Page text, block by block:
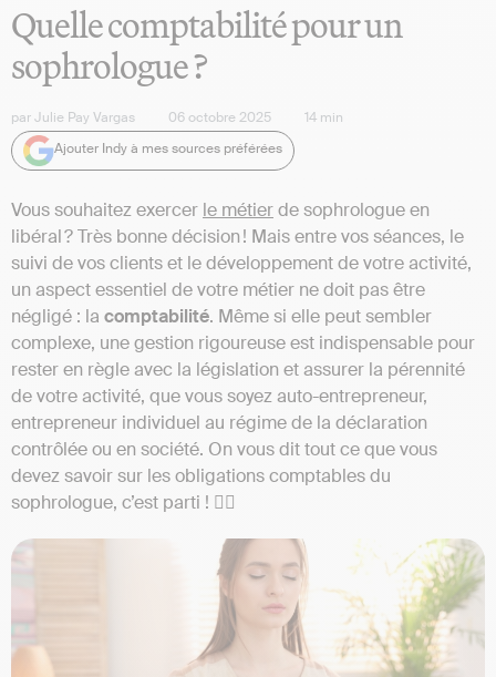
Quelle comptabilité pour un
sophrologue ?
parJulie Pay Vargas 06 octobre 2025 14 min
Ajouter Indy à mes sources préférées
Vous souhaitez exercer le métierde sophrologue en
libéral ? Très bonne décision ! Mais entre vos séances, le
suivi de vos clients et le développement de votre activité,
un aspect essentiel de votre métier ne doit pas être
négligé : la comptabilité. Même si elle peut sembler
complexe, une gestion rigoureuse est indispensable pour
rester en règle avec la législation et assurer la pérennité
de votre activité, que vous soyez auto-entrepreneur,
entrepreneur individuel au régime de la déclaration
contrôlée ou en société. On vous dit tout ce que vous
devez savoir sur les obligations comptables du
sophrologue, c’est parti ! 🧘‍♀️